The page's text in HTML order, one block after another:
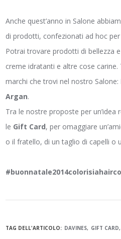
Anche quest’anno in Salone
di prodotti, confezionati ad hoc per
Potrai trovare prodotti di bellezza
creme idratanti e altre cose
marchi che trovi nel nostro Salone:
Argan.
Tra le nostre proposte per
le Gift Card, per omaggiare
o il fratello, di un taglio di capelli o
TAG DELL'ARTICOLO: DAVINES GIFT CARD